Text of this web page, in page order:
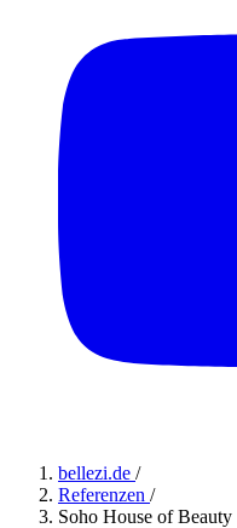
bellezi.de /
Referenzen /
Soho House of Beauty